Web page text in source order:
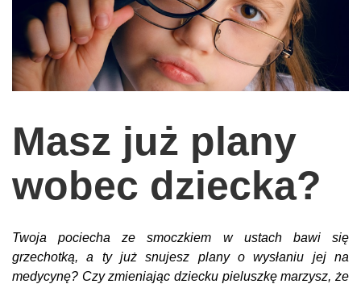
w rodzinie
wychowanie dzieci
edukacja
Odżywianie
Inspiracje
sposób na życie
zrób to sam
EKO – Styl
Masz już plany
wobec dziecka?
Twoja pociecha ze smoczkiem w ustach bawi się
grzechotką, a ty już snujesz plany o wysłaniu jej na
medycynę? Czy zmieniając dziecku pieluszkę marzysz, że